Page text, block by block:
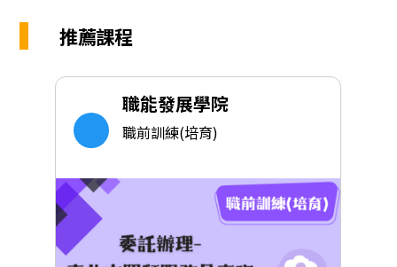
推薦課程
職能發展學院
職前訓練(培育)